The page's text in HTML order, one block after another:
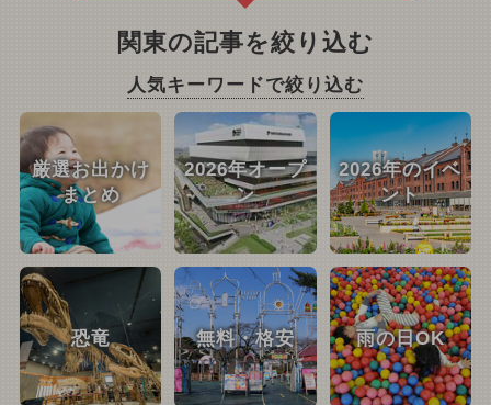
関東の記事を絞り込む
人気キーワードで絞り込む
厳選お出かけ
まとめ
2026年オープ
ン
2026年のイベ
ント
恐竜 無料・格安 雨の日OK